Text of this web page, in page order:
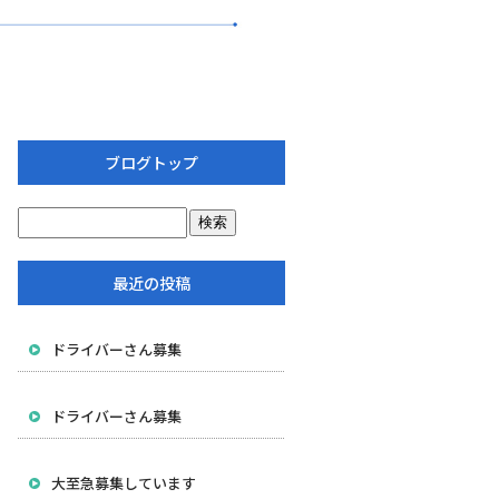
ブログトップ
最近の投稿
ドライバーさん募集
ドライバーさん募集
大至急募集しています